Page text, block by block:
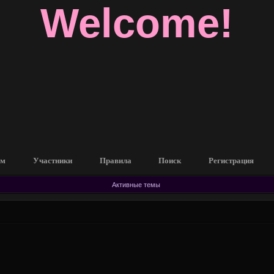
Welcome!
Участники Правила Поиск Регистрация
Активные темы